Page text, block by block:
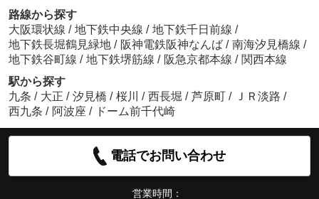
路線から探す
大阪環状線 / 地下鉄中央線 / 地下鉄千日前線 /
地下鉄長堀鶴見緑地 / 阪神電鉄阪神なんば / 南海汐見橋線 /
地下鉄谷町線 / 地下鉄堺筋線 / 阪急京都本線 / 関西本線
駅から探す
九条 / 大正 / 汐見橋 / 桜川 / 西長堀 / 芦原町 / ＪＲ淡路 /
西九条 / 阿波座 / ドーム前千代崎
電話でお問い合わせ
営業時間：